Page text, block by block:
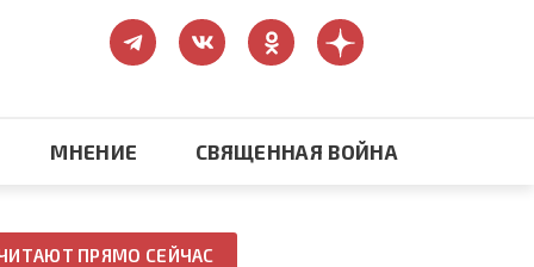
МНЕНИЕ СВЯЩЕННАЯ ВОЙНА
ПРЯМО СЕЙЧАС